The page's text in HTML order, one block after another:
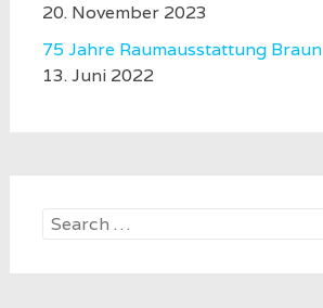
20. November 2023
75 Jahre Raumausstattung Braun
13. Juni 2022
Search